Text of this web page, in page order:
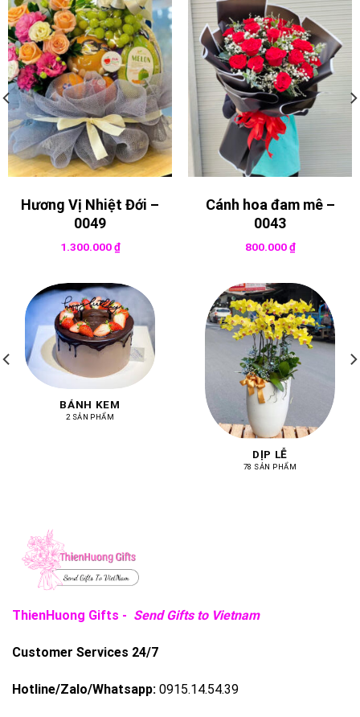
Hương Vị Nhiệt Đới –
0049
1.300.000₫
Cánh hoa đam mê –
0043
800.000₫
BÁNH KEM
2 SẢN PHẨM
DỊP LỄ
78 SẢN PHẨM
ThienHuong Gifts - Send Gifts to Vietnam
Customer Services 24/7
Hotline/Zalo/Whatsapp: 0915.14.54.39